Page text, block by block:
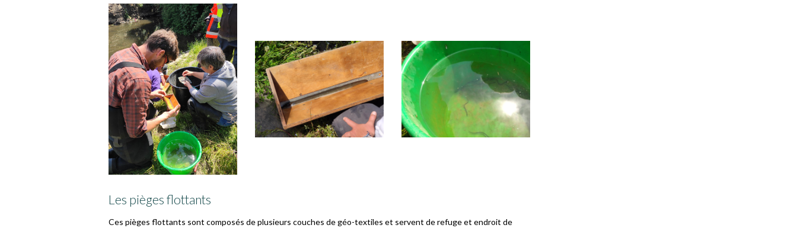
Les pièges flottants
Ces pièges flottants sont composés de plusieurs couches de géo-textiles et servent de refuge et endroit de